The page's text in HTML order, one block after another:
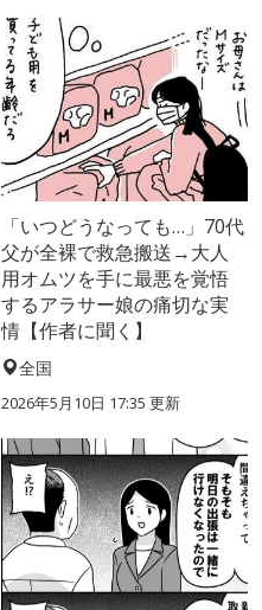
「いつどうなっても…」70代
父が全裸で救急搬送→大人
用オムツを手に最悪を覚悟
するアラサー娘の痛切な実
情【作者に聞く】
全国
2026年5月10日 17:35 更新